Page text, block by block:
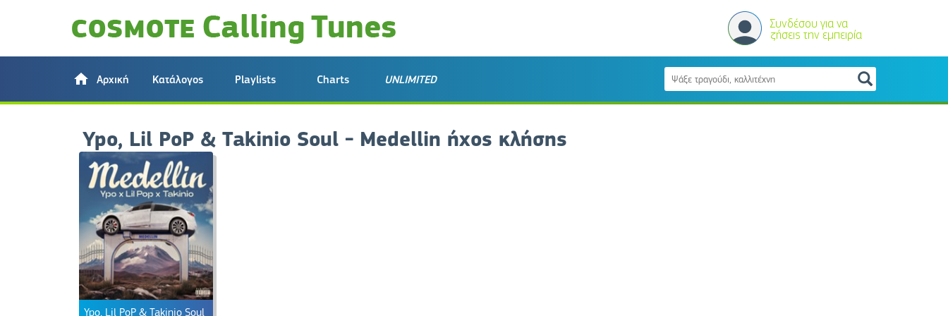
Συνδέσου για να
ζήσεις την εμπειρία
Αρχική Κατάλογος Playlists Charts UNLIMITED
Ypo, Lil PoP & Takinio Soul - Medellin ήχος κλήσης
Ypo, Lil PoP & Takinio Soul